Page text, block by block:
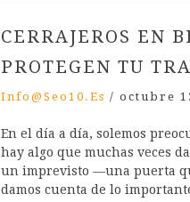
CERRAJEROS EN
PROTEGEN TU
Info@seo10.es / octubre
En el día a día, solemos
hay algo que muchas veces
un imprevisto —una puerta
damos cuenta de lo